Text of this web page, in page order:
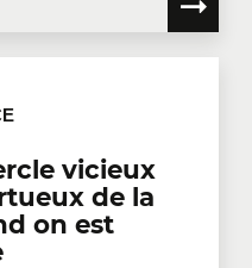
vicieux
de la
on est